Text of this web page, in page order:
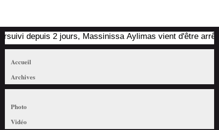
depuis 2 jours, Massinissa Aylimas vient d'être arrêté
Accueil
Archives
Photo
Vidéo